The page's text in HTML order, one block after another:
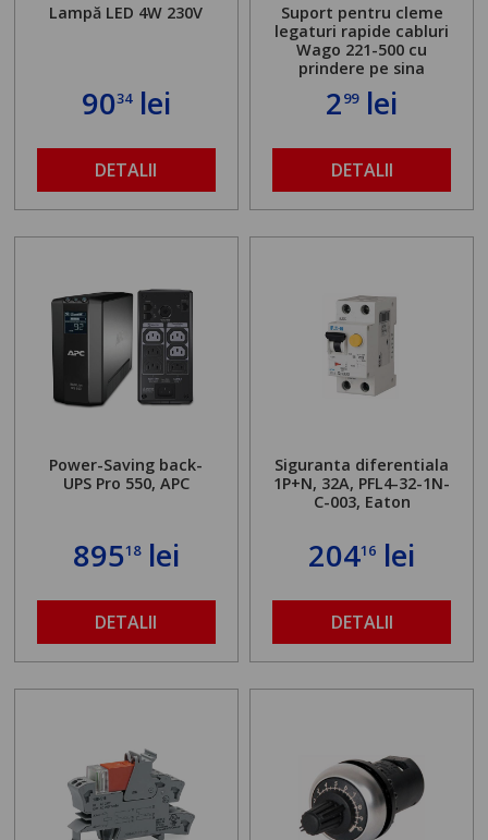
Lampă LED 4W 230V
9034lei
DETALII
Suport pentru cleme
legaturi rapide cabluri
Wago 221-500 cu
prindere pe sina
299lei
DETALII
Power-Saving back-
UPS Pro 550, APC
89518lei
DETALII
Siguranta diferentiala
1P+N, 32A, PFL4-32-1N-
C-003, Eaton
20416 lei
DETALII